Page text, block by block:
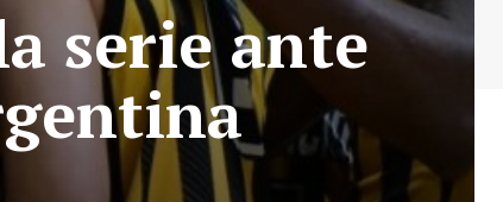
serie ante